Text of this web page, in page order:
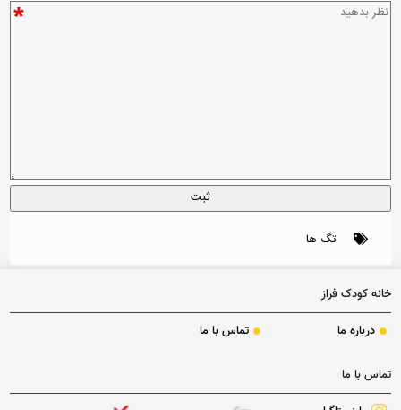
*
تگ ها
خانه کودک فراز
درباره ما تماس با ما
تماس با ما